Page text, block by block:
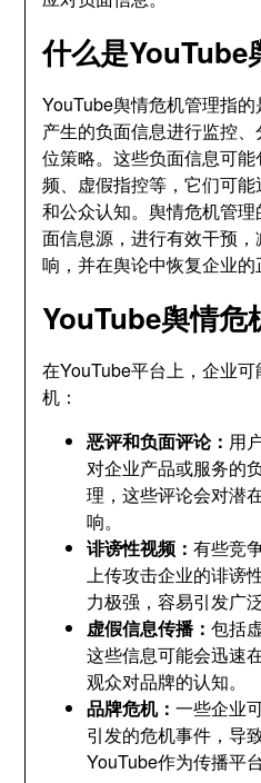
什么是YouTube
YouTube舆情危机管理指
产生的负面信息进行监控
位策略。这些负面信息可
频、虚假指控等，它们可
和公众认知。舆情危机管
面信息源，进行有效干预
响，并在舆论中恢复企业的
YouTube舆情危
在YouTube平台上，企业
机：
恶评和负面评论： 用
对企业产品或服务的
理，这些评论会对潜
响。
诽谤性视频：有些竞
上传攻击企业的诽谤
力极强，容易引发广
虚假信息传播：包括
这些信息可能会迅速
观众对品牌的认知。
品牌危机：一些企业
引发的危机事件，导
YouTube作为传播平